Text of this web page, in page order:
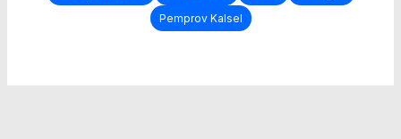
Pemprov Kalsel